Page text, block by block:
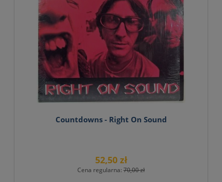
Countdowns - Right On Sound
52,50 zł
Cena regularna: 70,00 zł